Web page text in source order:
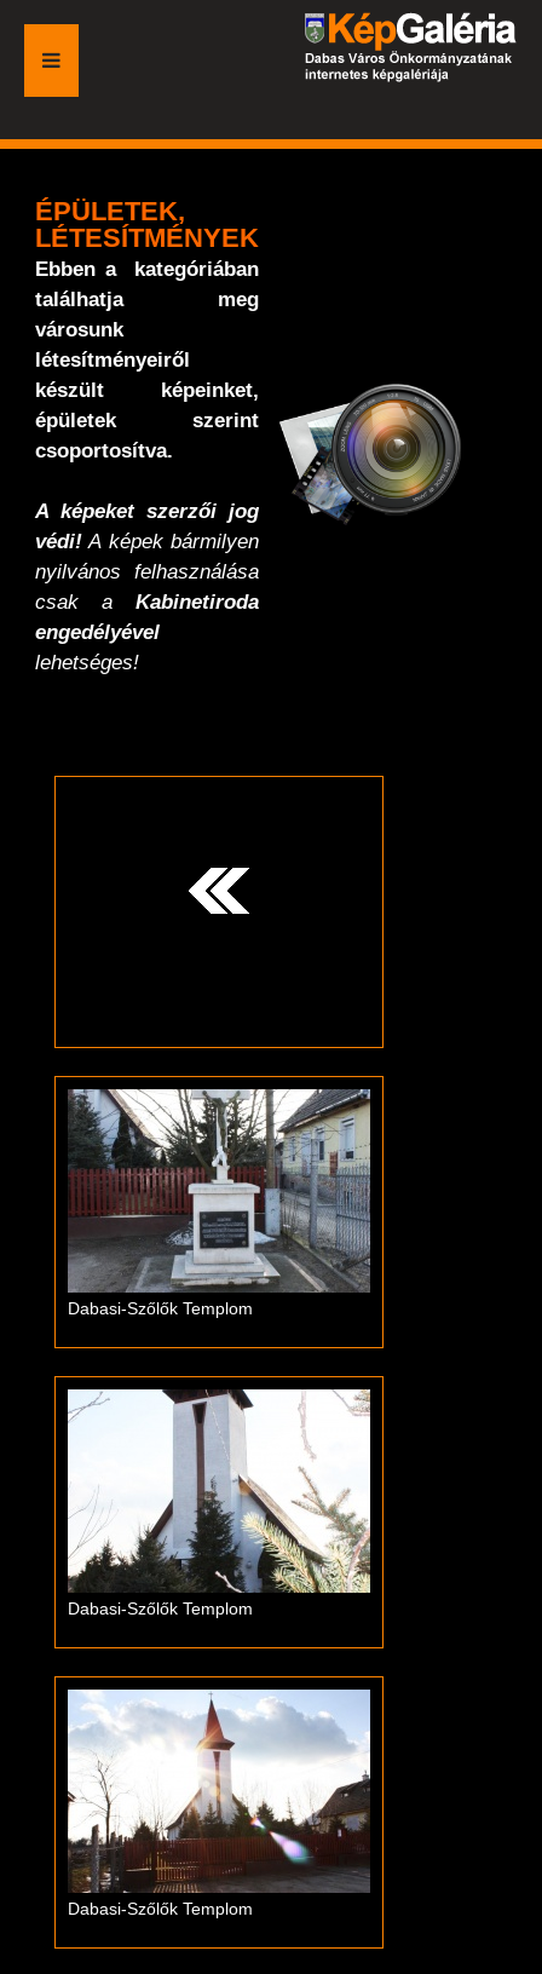
FŐOLDAL
GALÉRIA
ESEMÉNYEK
VÁROSI HONLAP
ÉPÜLETEK,
LÉTESÍTMÉNYEK
Ebben a kategóriában
találhatja meg
városunk
létesítményeiről
készült képeinket,
épületek szerint
csoportosítva.
A képeket szerzői jog
védi! A képek bármilyen
nyilvános felhasználása
csak a Kabinetiroda
engedélyével
lehetséges!
Dabasi-Szőlők Templom
Dabasi-Szőlők Templom
Dabasi-Szőlők Templom